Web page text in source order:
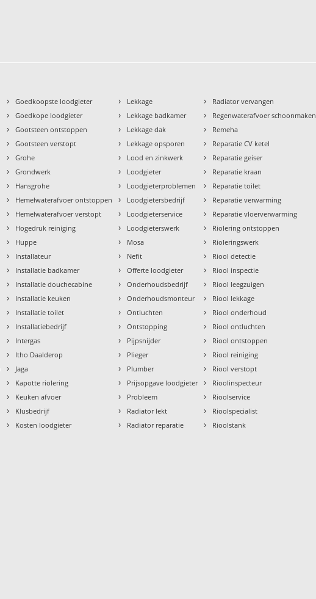
› Goedkoopste loodgieter
› Goedkope loodgieter
› Gootsteen ontstoppen
› Gootsteen verstopt
› Grohe
› Grondwerk
› Hansgrohe
› Hemelwaterafvoer ontstoppen
› Hemelwaterafvoer verstopt
› Hogedruk reiniging
› Huppe
› Installateur
› Installatie badkamer
› Installatie douchecabine
› Installatie keuken
› Installatie toilet
› Installatiebedrijf
› Intergas
› Itho Daalderop
› Jaga
› Kapotte riolering
› Keuken afvoer
› Klusbedrijf
› Kosten loodgieter
› Lekkage
› Lekkage badkamer
› Lekkage dak
› Lekkage opsporen
› Lood en zinkwerk
› Loodgieter
› Loodgieterproblemen
› Loodgietersbedrijf
› Loodgieterservice
› Loodgieterswerk
› Mosa
› Nefit
› Offerte loodgieter
› Onderhoudsbedrijf
› Onderhoudsmonteur
› Ontluchten
› Ontstopping
› Pijpsnijder
› Plieger
› Plumber
› Prijsopgave loodgieter
› Probleem
› Radiator lekt
› Radiator reparatie
› Radiator vervangen
› Regenwaterafvoer schoonmaken
› Remeha
› Reparatie CV ketel
› Reparatie geiser
› Reparatie kraan
› Reparatie toilet
› Reparatie verwarming
› Reparatie vloerverwarming
› Riolering ontstoppen
› Rioleringswerk
› Riool detectie
› Riool inspectie
› Riool leegzuigen
› Riool lekkage
› Riool onderhoud
› Riool ontluchten
› Riool ontstoppen
› Riool reiniging
› Riool verstopt
› Rioolinspecteur
› Rioolservice
› Rioolspecialist
› Rioolstank